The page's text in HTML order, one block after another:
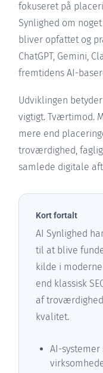
fokuseret på
Synlighed om
bliver opfattet og
ChatGPT, Gemini,
fremtidens AI-
Udviklingen
vigtigt. Tværtimod.
mere end
troværdighed,
samlede digitale
Kort fortalt
AI Synlighed
til at blive
kilde i
end klassisk
af
kvalitet.
AI-